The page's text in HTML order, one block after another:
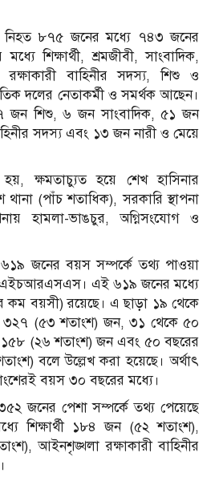
৮৭৫ জনের মধ্যে ৭৪৩ জনের
শিক্ষার্থী, শ্রমজীবী, সাংবাদিক,
বাহিনীর সদস্য, শিশু ও
দলের নেতাকর্মী ও সমর্থক আছেন।
জন শিশু, ৬ জন সাংবাদিক, ৫১ জন
সদস্য এবং ১৩ জন নারী ও মেয়ে
ক্ষমতাচ্যুত হয়ে শেখ হাসিনার
থানা (পাঁচ শতাধিক), সরকারি স্থাপনা
হামলা-ভাঙচুর, অগ্নিসংযোগ ও
জনের বয়স সম্পর্কে তথ্য পাওয়া
এইচআরএসএস। এই ৬১৯ জনের মধ্যে
বয়সী) রয়েছে। এ ছাড়া ১৯ থেকে
(৫৩ শতাংশ) জন, ৩১ থেকে ৫০
(২৬ শতাংশ) জন এবং ৫০ বছরের
বলে উল্লেখ করা হয়েছে। অর্থাৎ
বয়স ৩০ বছরের মধ্যে।
জনের পেশা সম্পর্কে তথ্য পেয়েছে
শিক্ষার্থী ১৮৪ জন (৫২ শতাংশ),
আইনশৃঙ্খলা রক্ষাকারী বাহিনীর